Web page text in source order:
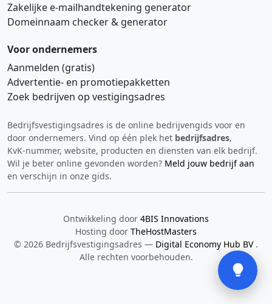
Zakelijke e‑mailhandtekening generator
Domeinnaam checker & generator
Voor ondernemers
Aanmelden (gratis)
Advertentie‑ en promotiepakketten
Zoek bedrijven op vestigingsadres
Bedrijfsvestigingsadres is de online bedrijvengids voor en
door ondernemers. Vind op één plek het bedrijfsadres,
KvK‑nummer, website, producten en diensten van elk bedrijf.
Wil je beter online gevonden worden? Meld jouw bedrijf aan
en verschijn in onze gids.
Ontwikkeling door 4BIS Innovations
Hosting door TheHostMasters
© 2026 Bedrijfsvestigingsadres — Digital Economy Hub BV .
Alle rechten voorbehouden.
Hi 👋 We horen graag uw feedback!
Verstuur